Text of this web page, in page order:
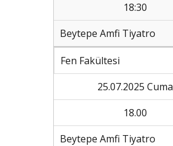
18:30
Beytepe Amfi Tiyatro
Fen Fakültesi
25.07.2025 Cuma
18.00
Beytepe Amfi Tiyatro